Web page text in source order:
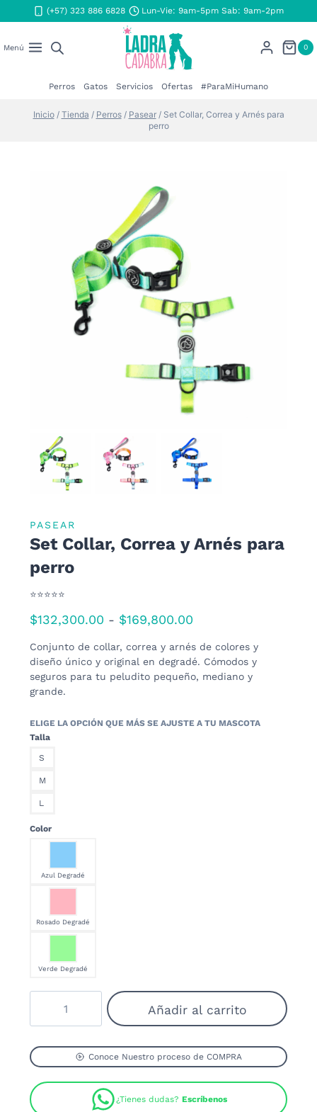
al
(+57) 323 886 6828 Lun-Vie: 9am-5pm Sab: 9am-2pm
Menú 0
Perros Gatos Servicios Ofertas #ParaMiHumano
Inicio / Tienda / Perros / Pasear / Set Collar, Correa y Arnés para
perro
PASEAR
Set Collar, Correa y Arnés para
perro
⭐⭐⭐⭐⭐
$132,300.00 - $169,800.00
precios:
desde
$132,300.00
Conjunto de collar, correa y arnés de colores y
diseño único y original en degradé. Cómodos y
seguros para tu peludito pequeño, mediano y
grande.
Talla
S
M
L
Color
Azul Degradé
Rosado Degradé
Verde Degradé
Correa
Arnés
perro
cantidad
Añadir al carrito
Conoce Nuestro proceso de COMPRA
¿Tienes dudas? Escríbenos